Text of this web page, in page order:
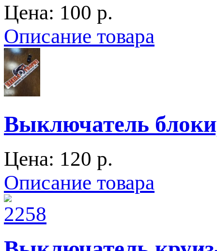
Цена: 100 p.
Описание товара
Выключатель
Цена: 120 p.
Описание товара